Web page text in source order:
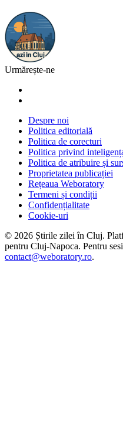
Urmărește-ne
Despre noi
Politica editorială
Politica de corecturi
Politica privind
Politica de atribuire și
Proprietatea publicației
Rețeaua Weboratory
Termeni și condiții
Confidențialitate
Cookie-uri
© 2026 Știrile zilei în Cluj.
pentru Cluj-Napoca. Pentru
contact@weboratory.ro.